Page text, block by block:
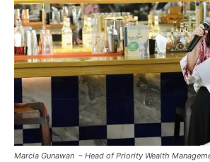
Marcia Gunawan – Head of Priority Wealth